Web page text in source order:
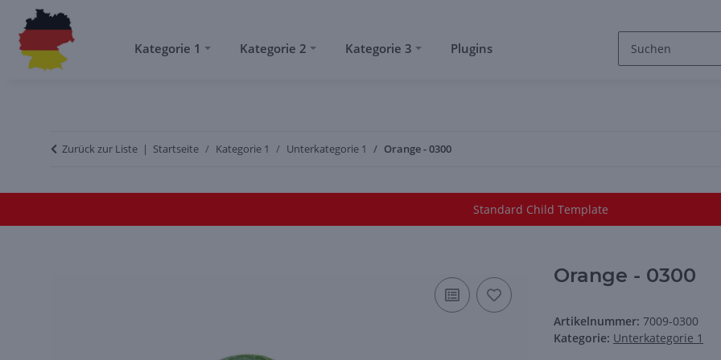
Kategorie 1
Unterkategorie 1
Kategorie 2
Beschreibung von Kategorie 2
Kategorie 3 Plugins
Zurück zur Liste Startseite Kategorie 1 Unterkategorie 1 Orange - 0300
Standard Child Template
Orange - 0300
Artikelnummer: 7009-0300
Kategorie: Unterkategorie 1